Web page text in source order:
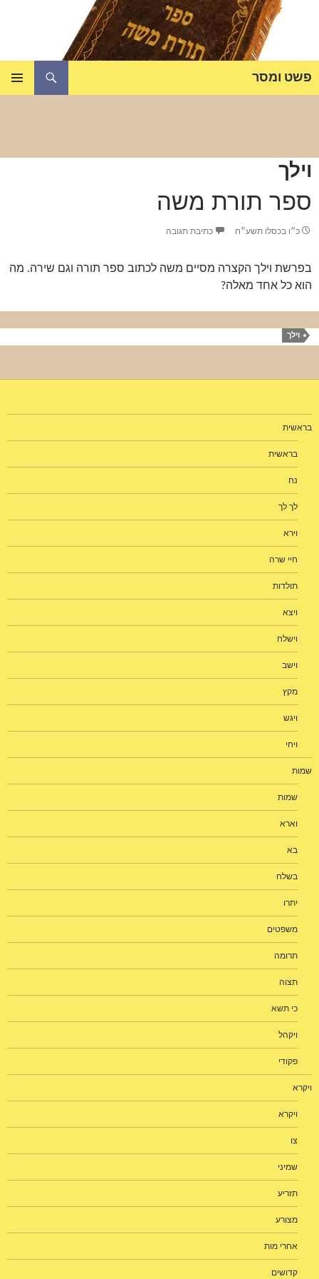
פשט ומסר
וילך
ספר תורת משה
כ״ו בכסלו תשע״ח כתיבת תגובה
בפרשת וילך הקצרה מסיים משה לכתוב ספר תורה וגם שירה. מה
הוא כל אחד מאלה?
וילך
בראשית
בראשית
נח
לך לך
וירא
חיי שרה
תולדות
ויצא
וישלח
וישב
מקץ
ויגש
ויחי
שמות
שמות
וארא
בא
בשלח
יתרו
משפטים
תרומה
תצוה
כי תשא
ויקהל
פקודי
ויקרא
ויקרא
צו
שמיני
תזריע
מצורע
אחרי מות
קדושים